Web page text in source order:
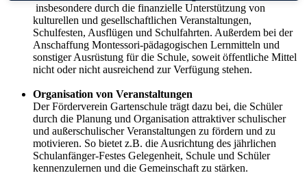
insbesondere durch die finanzielle Unterstützung von
kulturellen und gesellschaftlichen Veranstaltungen,
Schulfesten, Ausflügen und Schulfahrten. Außerdem bei der
Anschaffung Montessori-pädagogischen Lernmitteln und
sonstiger Ausrüstung für die Schule, soweit öffentliche Mittel
nicht oder nicht ausreichend zur Verfügung stehen.
Organisation von Veranstaltungen
Der Förderverein Gartenschule trägt dazu bei, die Schüler
durch die Planung und Organisation attraktiver schulischer
und außerschulischer Veranstaltungen zu fördern und zu
motivieren. So bietet z.B. die Ausrichtung des jährlichen
Schulanfänger-Festes Gelegenheit, Schule und Schüler
kennenzulernen und die Gemeinschaft zu stärken.